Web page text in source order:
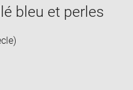
bleu et perles